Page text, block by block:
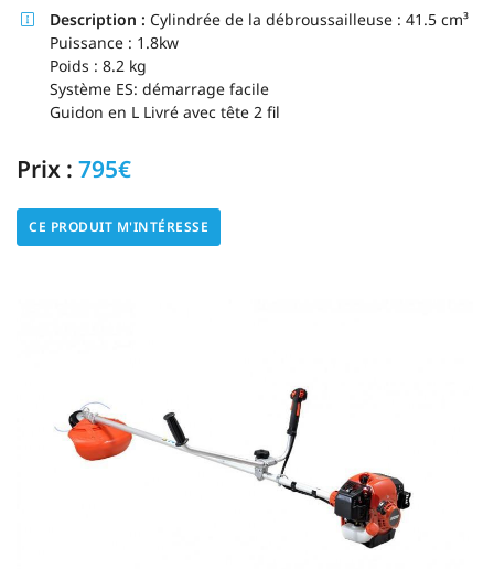
 Adresse email de réception
l'adresse email indiqué ci-dessus. Vous pouvez vous désinscrire à tout moment en
utilisant le formulaire de désinscription.
 Description : Cylindrée de la débroussailleuse : 41.5 cm³
Puissance : 1.8kw
Poids : 8.2 kg
Système ES: démarrage facile
Guidon en L Livré avec tête 2 fil
Prix : 795€
CE PRODUIT M'INTÉRESSE